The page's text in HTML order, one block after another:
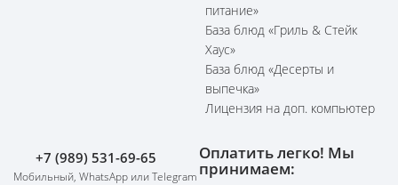
питание»
База блюд «Гриль & Стейк
Хаус»
База блюд «Десерты и
выпечка»
Лицензия на доп. компьютер
+7 (989) 531-69-65
Мобильный, WhatsApp или Telegram
Оплатить легко! Мы
принимаем: